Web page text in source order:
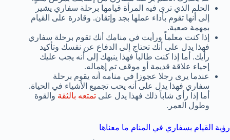
الحلم الذي ترى فيه المرأة قيامها برحلة سفاري يشير
إلى أنها تقوم بأداء عملها بجد وإتقان. وقادرة على القيام
بمهمة صعبة.
إذا كنت معلماً ورأيت في منامك أنك تقوم برحلة سفاري
فهذا يدل على أنك تحتاج إلى الدفاع عن نفسك وتأكيد
رأيك. أما إذا كنت طالباً فهذا ينبهك إلى أنه يجب عليك
إحياء علاقة قديمة أو موقف تم إهماله.
عندما يرى رجلا عجوزا في منامه أنه يقوم برحلة
سفاري فهذا يدل على أنه يحب تجميع الأشياء في الحياة.
أما إذا رأى شاباً ذلك فهذا يدل على تمتعه بالثقة والقوة
وطول العمر.
رؤية القيام بسفاري في المنام ما معناها